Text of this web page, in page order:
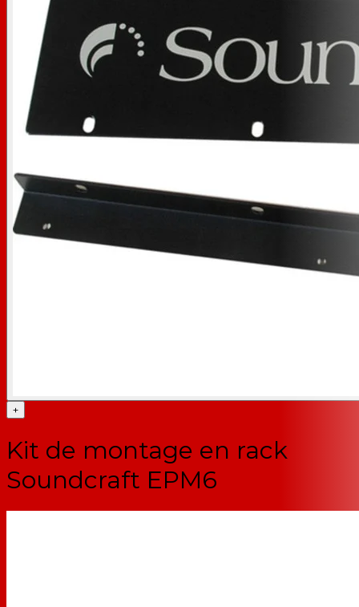
+
Kit de montage en rack
Soundcraft EPM6